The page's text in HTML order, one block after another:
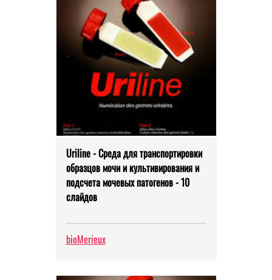
Uriline - Среда для транспортировки
образцов мочи и культивирования и
подсчета мочевых патогенов - 10
слайдов
bioMerieux